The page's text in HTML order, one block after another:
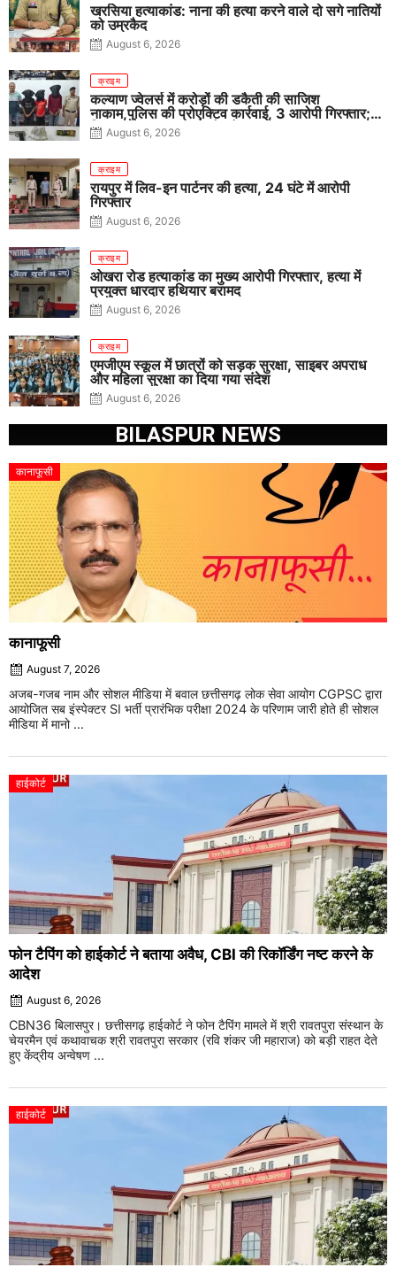
खरसिया हत्याकांड: नाना की हत्या करने वाले दो सगे नातियों
को उम्रकैद
August 6, 2026
क्राइम
कल्याण ज्वेलर्स में करोड़ों की डकैती की साजिश
नाकाम,पुलिस की प्रोएक्टिव कार्रवाई, 3 आरोपी गिरफ्तार;
पिस्टल, कारतूस, चाकू और मोबाइल बरामद
August 6, 2026
क्राइम
रायपुर में लिव-इन पार्टनर की हत्या, 24 घंटे में आरोपी
गिरफ्तार
August 6, 2026
क्राइम
ओखरा रोड हत्याकांड का मुख्य आरोपी गिरफ्तार, हत्या में
प्रयुक्त धारदार हथियार बरामद
August 6, 2026
क्राइम
एमजीएम स्कूल में छात्रों को सड़क सुरक्षा, साइबर अपराध
और महिला सुरक्षा का दिया गया संदेश
August 6, 2026
BILASPUR NEWS
कानाफूसी
कानाफूसी
August 7, 2026
अजब-गजब नाम और सोशल मीडिया में बवाल छत्तीसगढ़ लोक सेवा आयोग CGPSC द्वारा
आयोजित सब इंस्पेक्टर SI भर्ती प्रारंभिक परीक्षा 2024 के परिणाम जारी होते ही सोशल
मीडिया में मानो ...
हाईकोर्ट
फोन टैपिंग को हाईकोर्ट ने बताया अवैध, CBI की रिकॉर्डिंग नष्ट करने के
आदेश
August 6, 2026
CBN36 बिलासपुर। छत्तीसगढ़ हाईकोर्ट ने फोन टैपिंग मामले में श्री रावतपुरा संस्थान के
चेयरमैन एवं कथावाचक श्री रावतपुरा सरकार (रवि शंकर जी महाराज) को बड़ी राहत देते
हुए केंद्रीय अन्वेषण ...
हाईकोर्ट